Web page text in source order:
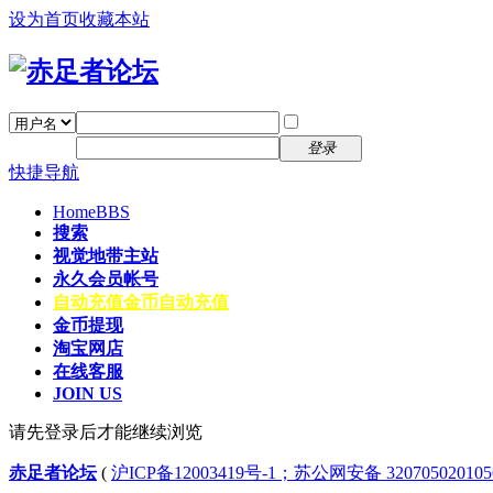
设为首页收藏本站
登录
快捷导航
HomeBBS
搜索
视觉地带主站
永久会员帐号
自动充值金币自动充值
金币提现
淘宝网店
在线客服
JOIN US
请先登录后才能继续浏览
赤足者论坛( 沪ICP备12003419号-1；苏公网安备